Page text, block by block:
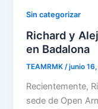
Sin categorizar
Richard y
en Badalona
TEAMRMK/junio
Recientemente,
sede de Open